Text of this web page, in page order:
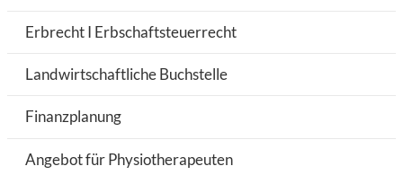
Erbrecht I Erbschaftsteuerrecht
Landwirtschaftliche Buchstelle
Finanzplanung
Angebot für Physiotherapeuten